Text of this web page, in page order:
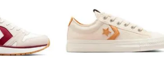
Data de lançamento
Melhor Desconto